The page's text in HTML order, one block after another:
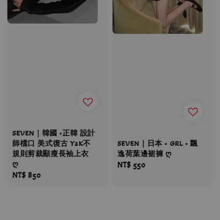
SEVEN｜韓國 •正韓 設計
師檔口 美式復古 Y2K不
規則剪裁顯瘦長袖上衣
ღ
Regular
NT$ 850
SEVEN｜日本 • GRL • 飄
逸荷葉邊裙褲 ღ
Regular
NT$ 550